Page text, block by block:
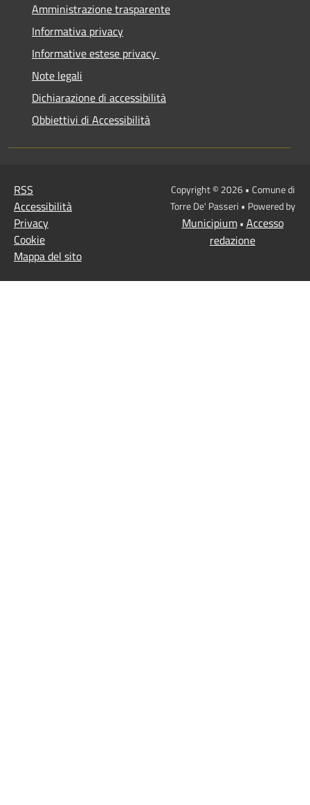
Amministrazione trasparente
Informativa privacy
Informative estese privacy
Note legali
Dichiarazione di accessibilità
Obbiettivi di Accessibilità
RSS
Accessibilità
Privacy
Cookie
Mappa del sito
Copyright © 2026 • Comune di
Torre De' Passeri • Powered by
Municipium• Accesso
redazione